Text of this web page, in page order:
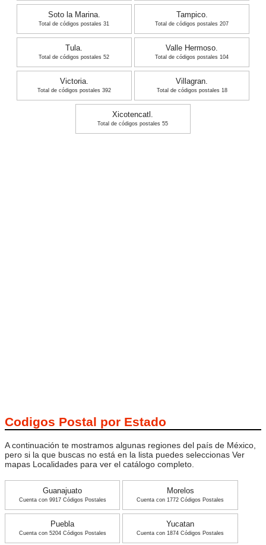
Soto la Marina.
Total de códigos postales 31
Tampico.
Total de códigos postales 207
Tula.
Total de códigos postales 52
Valle Hermoso.
Total de códigos postales 104
Victoria.
Total de códigos postales 392
Villagran.
Total de códigos postales 18
Xicotencatl.
Total de códigos postales 55
Codigos Postal por Estado
A continuación te mostramos algunas regiones del país de México,
pero si la que buscas no está en la lista puedes seleccionas Ver
mapas Localidades para ver el catálogo completo.
Guanajuato
Cuenta con 9917 Códigos Postales
Morelos
Cuenta con 1772 Códigos Postales
Puebla
Cuenta con 5204 Códigos Postales
Yucatan
Cuenta con 1874 Códigos Postales